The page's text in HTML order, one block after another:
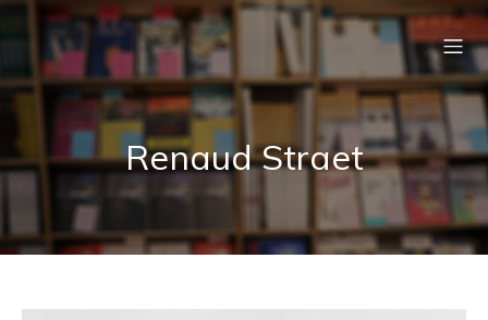
Renaud Straet